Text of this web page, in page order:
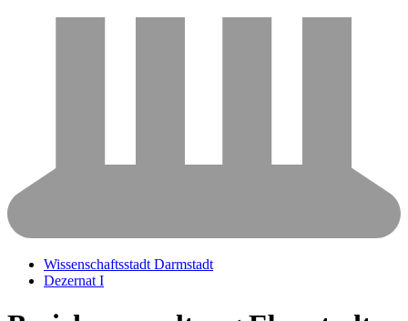
Wissenschaftsstadt Darmstadt
Dezernat I